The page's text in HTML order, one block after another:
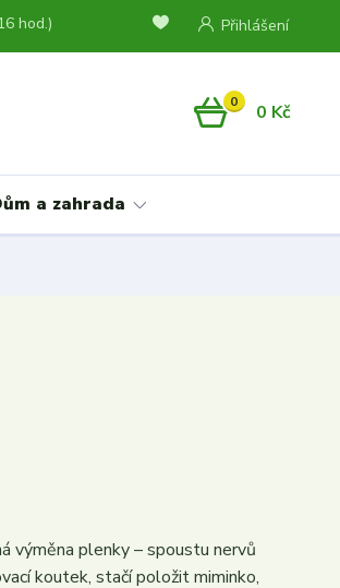
Přihlášení
hod.)
0 0 Kč
a zahrada
výměna plenky – spoustu nervů
koutek, stačí položit miminko,